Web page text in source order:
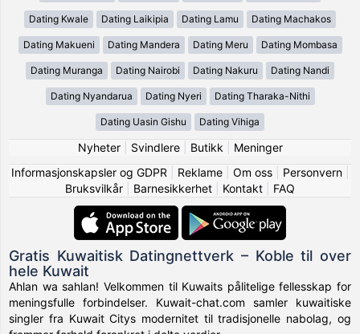
Dating Kwale Dating Laikipia Dating Lamu Dating Machakos
Dating Makueni Dating Mandera Dating Meru Dating Mombasa
Dating Muranga Dating Nairobi Dating Nakuru Dating Nandi
Dating Nyandarua Dating Nyeri Dating Tharaka-Nithi
Dating Uasin Gishu Dating Vihiga
Nyheter| Svindlere| Butikk
Meninger
Informasjonskapsler og GDPR
Reklame| Om oss| Personvern|
Bruksvilkår
Barnesikkerhet Kontakt FAQ
Gratis Kuwaitisk Datingnettverk – Koble til over
hele Kuwait
Ahlan wa sahlan! Velkommen til Kuwaits pålitelige fellesskap for
meningsfulle forbindelser. Kuwait-chat.com samler kuwaitiske
singler fra Kuwait Citys modernitet til tradisjonelle nabolag, og